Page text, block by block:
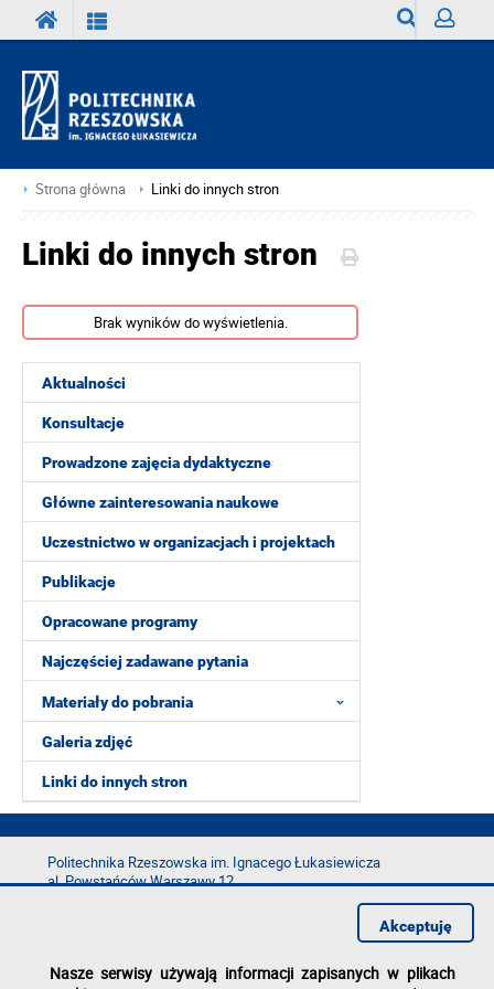
Strona główna Linki do innych stron
Aktualności
Konsultacje
Prowadzone zajęcia dydaktyczne
Główne zainteresowania naukowe
Uczestnictwo w organizacjach i projektach
Publikacje
Opracowane programy
Najczęściej zadawane pytania
Materiały do pobrania
Galeria zdjęć
Linki do innych stron
Linki do innych stron
Brak wyników do wyświetlenia.
Politechnika Rzeszowska im. Ignacego Łukasiewicza
al. Powstańców Warszawy 12
e-mail:kancelaria@prz.edu.pl
Nasze serwisy używają informacji zapisanych w plikach
Akceptuję